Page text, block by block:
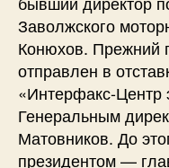
Заволжского
Конюхов. Прежний
отправлен в
«Интерфакс-Центр
Генеральным
Матовников. До
президентом —